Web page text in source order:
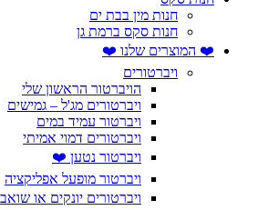
חנות מין בבת ים
חנות סקס ברמת גן
❤️ המוצרים שלנו ❤️
ויברטורים
הויברטור הראשון שלי
ויברטורים מג'ל – גמישים
ויברטור עמיד במים
ויברטורים דמוי אמיתי
ויברטור נטען ❤️
ויברטור מופעל אפליקציה
ויברטורים יונקים או